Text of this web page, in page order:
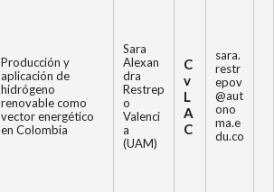
Producción y
aplicación de
hidrógeno
renovable como
vector energético
en Colombia
Sara
Alexan
dra
Restrep
o
Valenci
a
(UAM)
C
v
L
A
C
sara.
restr
epov
@aut
ono
ma.e
du.co